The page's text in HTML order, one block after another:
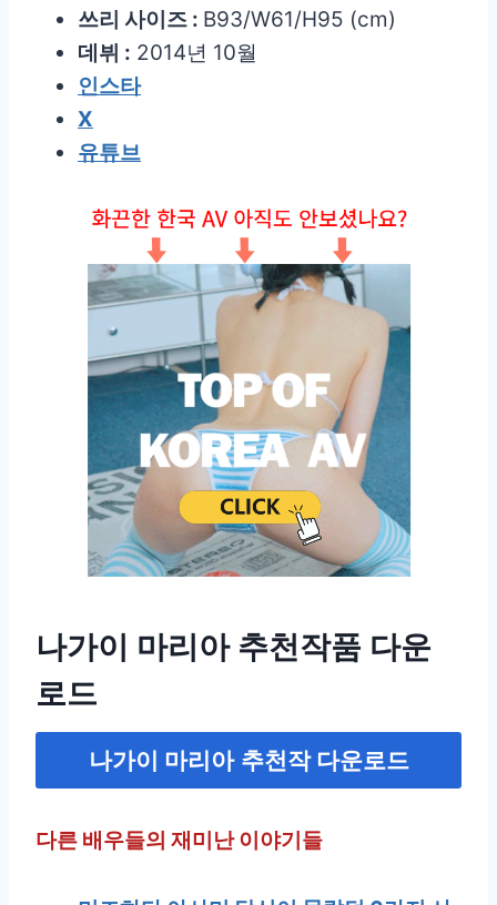
쓰리 사이즈 : B93/W61/H95 (cm)
데뷔 : 2014년 10월
인스타
X
유튜브
나가이 마리아 추천작품 다운
로드
나가이 마리아 추천작 다운로드
다른 배우들의 재미난 이야기들